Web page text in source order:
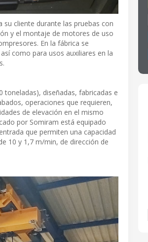
cliente durante las pruebas con
y el montaje de motores de uso
En la fábrica se
como para usos auxiliares en la
toneladas), diseñadas, fabricadas e
operaciones que requieren,
de elevación en el mismo
por Somiram está equipado
que permiten una capacidad
10 y 1,7 m/min, de dirección de